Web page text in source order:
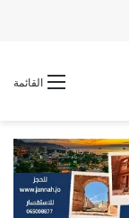
القائمة